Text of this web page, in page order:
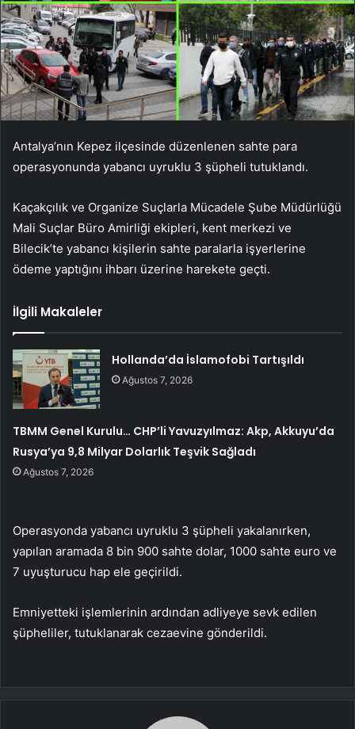
Antalya’nın Kepez ilçesinde düzenlenen sahte para
operasyonunda yabancı uyruklu 3 şüpheli tutuklandı.
Kaçakçılık ve Organize Suçlarla Mücadele Şube Müdürlüğü
Mali Suçlar Büro Amirliği ekipleri, kent merkezi ve
Bilecik’te yabancı kişilerin sahte paralarla işyerlerine
ödeme yaptığını ihbarı üzerine harekete geçti.
İlgili Makaleler
Hollanda’da İslamofobi Tartışıldı
Ağustos 7, 2026
TBMM Genel Kurulu… CHP’li Yavuzyılmaz: Akp, Akkuyu’da
Rusya’ya 9,8 Milyar Dolarlık Teşvik Sağladı
Ağustos 7, 2026
Operasyonda yabancı uyruklu 3 şüpheli yakalanırken,
yapılan aramada 8 bin 900 sahte dolar, 1000 sahte euro ve
7 uyuşturucu hap ele geçirildi.
Emniyetteki işlemlerinin ardından adliyeye sevk edilen
şüpheliler, tutuklanarak cezaevine gönderildi.